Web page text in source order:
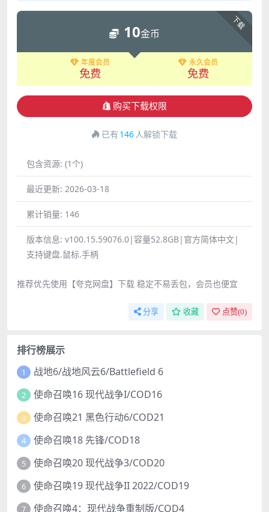
下载
10金币
年度会员
免费
永久会员
免费
购买下载权限
已有 146人解锁下载
包含资源: (1个)
最近更新: 2026-03-18
累计销量: 146
版本信息: v100.15.59076.0|容量52.8GB|官方简体中文|
支持键盘.鼠标.手柄
推荐优先使用【夸克网盘】下载 稳定不易丢包，会员也便宜
分享 收藏 点赞(0)
排行榜展示
1 战地6/战地风云6/Battlefield 6
2 使命召唤16 现代战争I/COD16
3 使命召唤21 黑色行动6/COD21
4 使命召唤18 先锋/COD18
5 使命召唤20 现代战争3/COD20
6 使命召唤19 现代战争II 2022/COD19
7 使命召唤4：现代战争重制版/COD4